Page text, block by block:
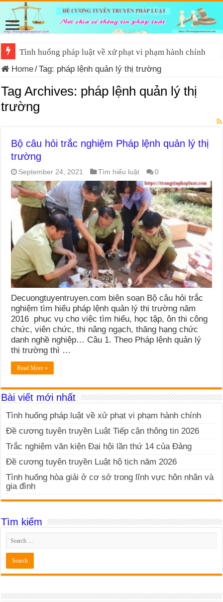
Tình huống pháp luật về xử phạt vi phạm hành chính
Home/Tag: pháp lệnh quản lý thị trường
Tag Archives: pháp lệnh quản lý thị
trường
Bộ câu hỏi trắc nghiệm Pháp lệnh quản lý thị
trường
September 24, 2021 Tìm hiểu luật 0
Decuongtuyentruyen.com biên soạn Bộ câu hỏi trắc
nghiệm tìm hiểu pháp lệnh quản lý thị trường năm
2016 phục vụ cho việc tìm hiểu, học tập, ôn thi công
chức, viên chức, thi nâng ngạch, thăng hạng chức
danh nghề nghiệp… Câu 1. Theo Pháp lệnh quản lý
thị trường thì …
Read More »
Bài viết mới nhất
Tình huống pháp luật về xử phạt vi phạm hành chính
Đề cương tuyên truyền Luật Tiếp cận thông tin 2026
Trắc nghiệm văn kiện Đại hội lần thứ 14 của Đảng
Đề cương tuyên truyền Luật hộ tịch năm 2026
Tình huống hòa giải ở cơ sở trong lĩnh vực hôn nhân và
gia đình
Tìm kiếm